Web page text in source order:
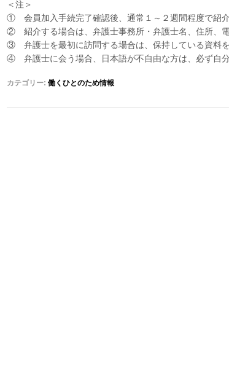
＜注＞
① 会員加入手続完了確認後、通常１～２週間程度で紹介
② 紹介する場合は、弁護士事務所・弁護士名、住所、電
③ 弁護士を最初に訪問する場合は、保持している資料を
④ 弁護士に会う場合、日本語が不自由な方は、必ず自分
カテゴリー: 働くひとのため情報